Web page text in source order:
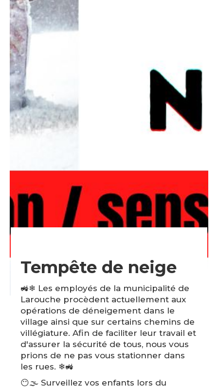
Tempête de neige
🚜❄ Les employés de la municipalité de
Larouche procèdent actuellement aux
opérations de déneigement dans le
village ainsi que sur certains chemins de
villégiature. Afin de faciliter leur travail et
d'assurer la sécurité de tous, nous vous
prions de ne pas vous stationner dans
les rues. ❄🚜
😶🌫️ Surveillez vos enfants lors du